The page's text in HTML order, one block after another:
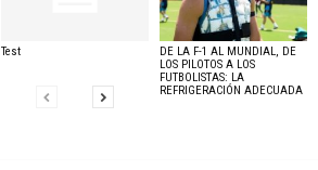
Test
DE LA F-1 AL MUNDIAL, DE
LOS PILOTOS A LOS
FUTBOLISTAS: LA
REFRIGERACIÓN ADECUADA